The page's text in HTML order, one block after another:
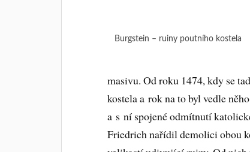
Burgstein – ruiny poutního kostela
masivu. Od roku 1474, kdy se
kostela a rok na to byl vedle
a s ní spojené odmítnutí
Friedrich nařídil demolici obou